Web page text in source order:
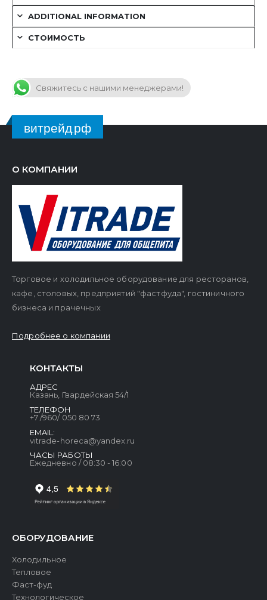
ADDITIONAL INFORMATION
СТОИМОСТЬ
Свяжитесь с нашими менеджерами!
витрейд.рф
О КОМПАНИИ
Торговое и холодильное оборудование для ресторанов,
кафе, столовых, предприятий "фастфуда", гостиничного
бизнеса и прачечных
Подробнее о компании
КОНТАКТЫ
АДРЕС
Казань, Гвардейская 54/1
ТЕЛЕФОН
+7 /960/ 050 80 73
EMAIL:
vitrade-horeca@yandex.ru
ЧАСЫ РАБОТЫ
Ежедневно / 08:30 - 16:00
ОБОРУДОВАНИЕ
Холодильное
Тепловое
Фаст-фуд
Технологическое